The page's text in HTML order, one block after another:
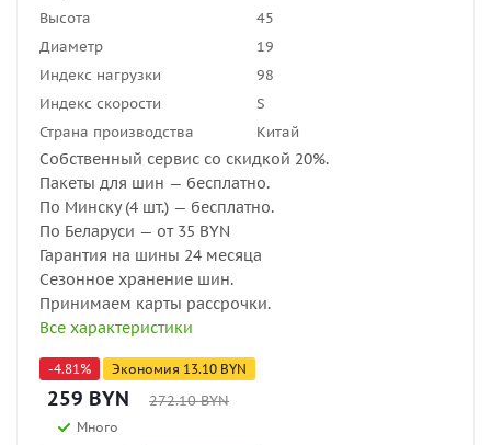
Высота
45
Диаметр
19
Индекс нагрузки
98
Индекс скорости
S
Страна производства
Китай
Собственный сервис со скидкой 20%.
Пакеты для шин — бесплатно.
По Минску (4 шт.) — бесплатно.
По Беларуси — от 35 BYN
Гарантия на шины 24 месяца
Сезонное хранение шин.
Принимаем карты рассрочки.
Все характеристики
-4.81% Экономия 13.10 BYN
259 BYN 272.10BYN
Много